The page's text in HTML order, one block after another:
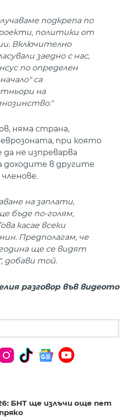
подкрепа по
политики от
Включително
заедно с нас,
по определен
са
на
няма страна,
при която
не изпреварва
доходите в другите
на заплати,
бъде по-голям,
касае всеки
Предполагам, че
ще се видят
добави той.
разговор във видеото
БНТ ще излъчи още пет